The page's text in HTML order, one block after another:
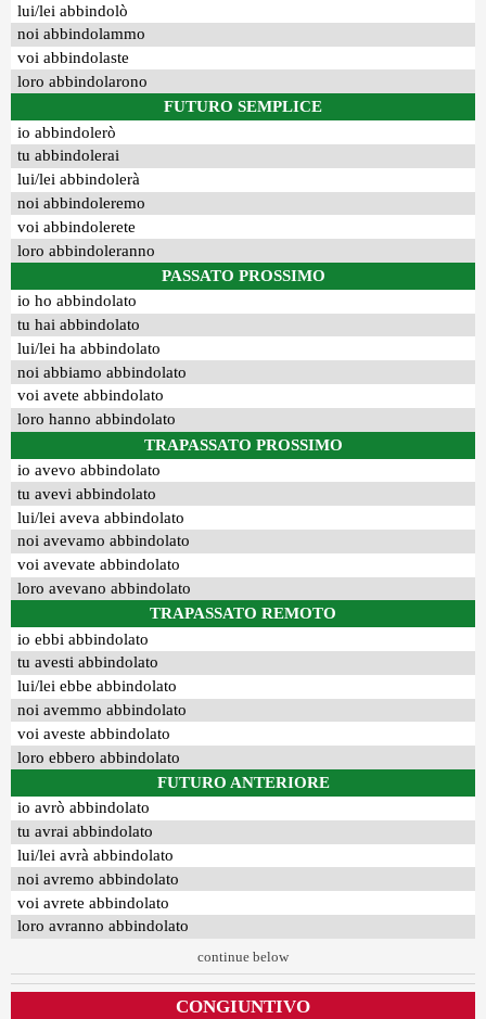
lui/lei abbindolò
noi abbindolammo
voi abbindolaste
loro abbindolarono
FUTURO SEMPLICE
io abbindolerò
tu abbindolerai
lui/lei abbindolerà
noi abbindoleremo
voi abbindolerete
loro abbindoleranno
PASSATO PROSSIMO
io ho abbindolato
tu hai abbindolato
lui/lei ha abbindolato
noi abbiamo abbindolato
voi avete abbindolato
loro hanno abbindolato
TRAPASSATO PROSSIMO
io avevo abbindolato
tu avevi abbindolato
lui/lei aveva abbindolato
noi avevamo abbindolato
voi avevate abbindolato
loro avevano abbindolato
TRAPASSATO REMOTO
io ebbi abbindolato
tu avesti abbindolato
lui/lei ebbe abbindolato
noi avemmo abbindolato
voi aveste abbindolato
loro ebbero abbindolato
FUTURO ANTERIORE
io avrò abbindolato
tu avrai abbindolato
lui/lei avrà abbindolato
noi avremo abbindolato
voi avrete abbindolato
loro avranno abbindolato
continue below
CONGIUNTIVO